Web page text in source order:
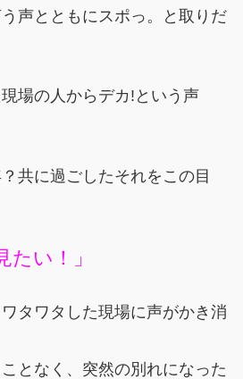
声とともにスポっ。と取りだ
場の人から デカ! という声
共に過ごしたそれをこの目
たい！」
タワタした現場に声がかき消
となく、突然の別れになった